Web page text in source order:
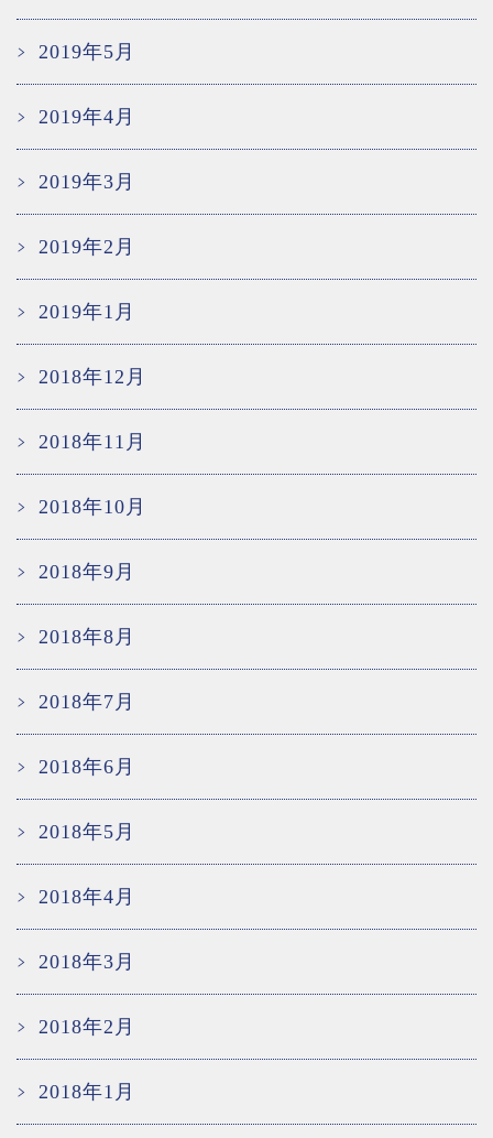
2019年5月
2019年4月
2019年3月
2019年2月
2019年1月
2018年12月
2018年11月
2018年10月
2018年9月
2018年8月
2018年7月
2018年6月
2018年5月
2018年4月
2018年3月
2018年2月
2018年1月